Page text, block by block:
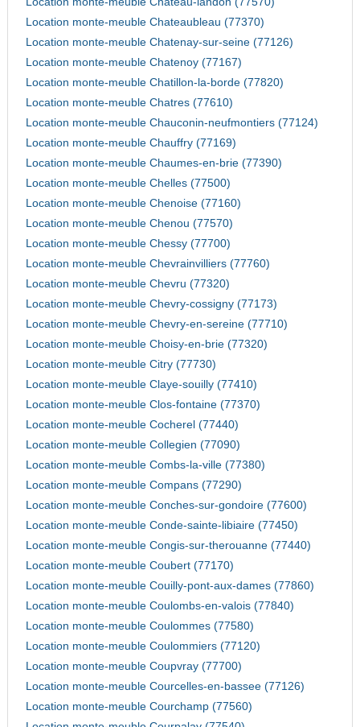
Location monte-meuble Chateaubleau (77370)
Location monte-meuble Chatenay-sur-seine (77126)
Location monte-meuble Chatenoy (77167)
Location monte-meuble Chatillon-la-borde (77820)
Location monte-meuble Chatres (77610)
Location monte-meuble Chauconin-neufmontiers (77124)
Location monte-meuble Chauffry (77169)
Location monte-meuble Chaumes-en-brie (77390)
Location monte-meuble Chelles (77500)
Location monte-meuble Chenoise (77160)
Location monte-meuble Chenou (77570)
Location monte-meuble Chessy (77700)
Location monte-meuble Chevrainvilliers (77760)
Location monte-meuble Chevru (77320)
Location monte-meuble Chevry-cossigny (77173)
Location monte-meuble Chevry-en-sereine (77710)
Location monte-meuble Choisy-en-brie (77320)
Location monte-meuble Citry (77730)
Location monte-meuble Claye-souilly (77410)
Location monte-meuble Clos-fontaine (77370)
Location monte-meuble Cocherel (77440)
Location monte-meuble Collegien (77090)
Location monte-meuble Combs-la-ville (77380)
Location monte-meuble Compans (77290)
Location monte-meuble Conches-sur-gondoire (77600)
Location monte-meuble Conde-sainte-libiaire (77450)
Location monte-meuble Congis-sur-therouanne (77440)
Location monte-meuble Coubert (77170)
Location monte-meuble Couilly-pont-aux-dames (77860)
Location monte-meuble Coulombs-en-valois (77840)
Location monte-meuble Coulommes (77580)
Location monte-meuble Coulommiers (77120)
Location monte-meuble Coupvray (77700)
Location monte-meuble Courcelles-en-bassee (77126)
Location monte-meuble Courchamp (77560)